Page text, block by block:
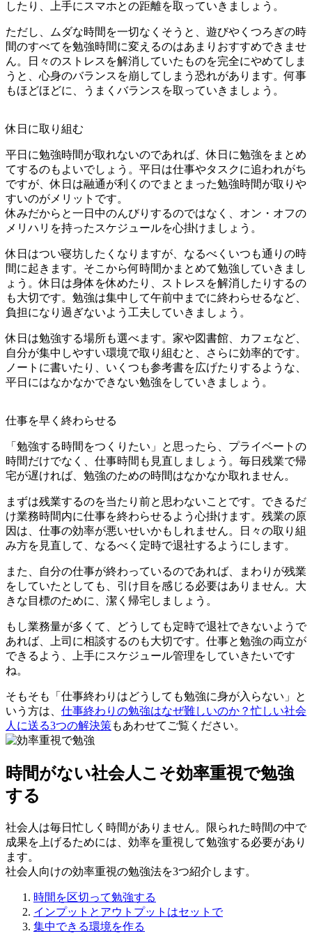
したり、上手にスマホとの距離を取っていきましょう。
ただし、ムダな時間を一切なくそうと、遊びやくつろぎの時
間のすべてを勉強時間に変えるのはあまりおすすめできませ
ん。日々のストレスを解消していたものを完全にやめてしま
うと、心身のバランスを崩してしまう恐れがあります。何事
もほどほどに、うまくバランスを取っていきましょう。
休日に取り組む
平日に勉強時間が取れないのであれば、休日に勉強をまとめ
てするのもよいでしょう。平日は仕事やタスクに追われがち
ですが、休日は融通が利くのでまとまった勉強時間が取りや
すいのがメリットです。
休みだからと一日中のんびりするのではなく、オン・オフの
メリハリを持ったスケジュールを心掛けましょう。
休日はつい寝坊したくなりますが、なるべくいつも通りの時
間に起きます。そこから何時間かまとめて勉強していきまし
ょう。休日は身体を休めたり、ストレスを解消したりするの
も大切です。勉強は集中して午前中までに終わらせるなど、
負担になり過ぎないよう工夫していきましょう。
休日は勉強する場所も選べます。家や図書館、カフェなど、
自分が集中しやすい環境で取り組むと、さらに効率的です。
ノートに書いたり、いくつも参考書を広げたりするような、
平日にはなかなかできない勉強をしていきましょう。
仕事を早く終わらせる
「勉強する時間をつくりたい」と思ったら、プライベートの
時間だけでなく、仕事時間も見直しましょう。毎日残業で帰
宅が遅ければ、勉強のための時間はなかなか取れません。
まずは残業するのを当たり前と思わないことです。できるだ
け業務時間内に仕事を終わらせるよう心掛けます。残業の原
因は、仕事の効率が悪いせいかもしれません。日々の取り組
み方を見直して、なるべく定時で退社するようにします。
また、自分の仕事が終わっているのであれば、まわりが残業
をしていたとしても、引け目を感じる必要はありません。大
きな目標のために、潔く帰宅しましょう。
もし業務量が多くて、どうしても定時で退社できないようで
あれば、上司に相談するのも大切です。仕事と勉強の両立が
できるよう、上手にスケジュール管理をしていきたいです
ね。
そもそも「仕事終わりはどうしても勉強に身が入らない」と
いう方は、 仕事終わりの勉強はなぜ難しいのか？忙しい社会
人に送る3つの解決策もあわせてご覧ください。
時間がない社会人こそ効率重視で勉強
する
社会人は毎日忙しく時間がありません。限られた時間の中で
成果を上げるためには、効率を重視して勉強する必要があり
ます。
社会人向けの効率重視の勉強法を3つ紹介します。
時間を区切って勉強する
インプットとアウトプットはセットで
集中できる環境を作る